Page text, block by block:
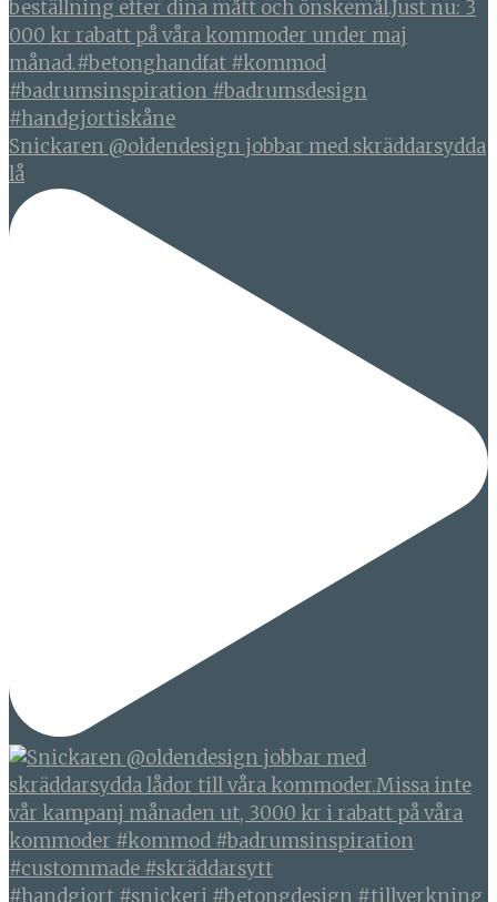
Snickaren @oldendesign jobbar med skräddarsydda
lå
#handgjort #snickeri #betongdesign #tillverkning